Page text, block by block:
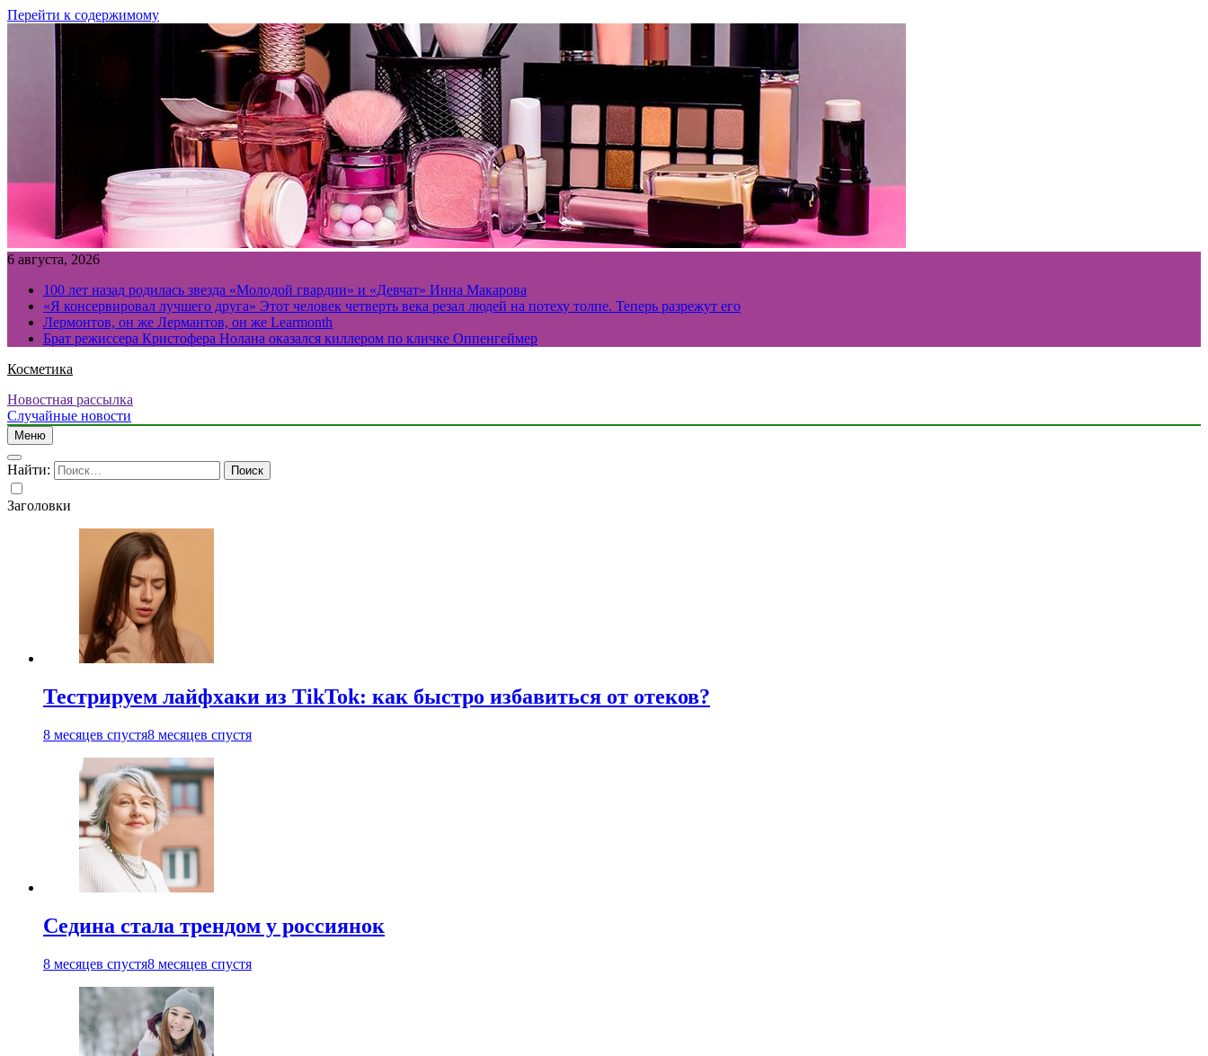
Перейти к содержимому
6 августа, 2026
100 лет назад родилась звезда «Молодой гвардии» и «Девчат» Инна Макарова
«Я консервировал лучшего друга» Этот человек четверть века резал людей на потеху толпе. Теперь разрежут его
Лермонтов, он же Лермантов, он же Learmonth
Брат режиссера Кристофера Нолана оказался киллером по кличке Оппенгеймер
Косметика
Новостная рассылка
Случайные новости
Меню
Найти:
Заголовки
Тестрируем лайфхаки из TikTok: как быстро избавиться от отеков?
8 месяцев спустя8 месяцев спустя
Седина стала трендом у россиянок
8 месяцев спустя8 месяцев спустя